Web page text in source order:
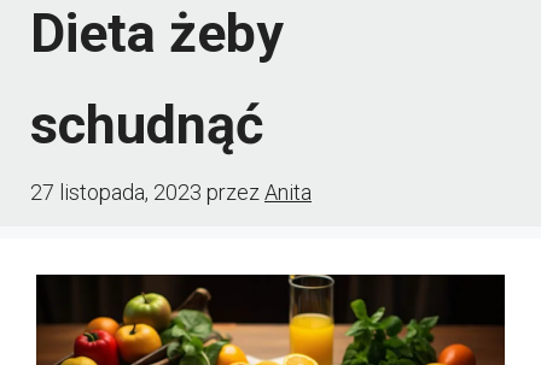
Dieta żeby
schudnąć
27 listopada, 2023 przezAnita